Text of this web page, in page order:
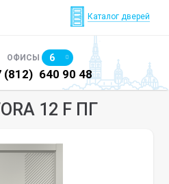
Каталог дверей
ОФИСЫ 6
(812) 640 90 48
12 F ПГ